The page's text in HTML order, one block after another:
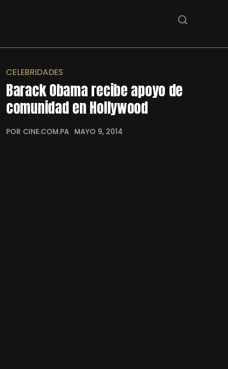
CELEBRIDADES
Barack Obama recibe apoyo de
comunidad en Hollywood
POR CINE.COM.PA MAYO 9, 2014